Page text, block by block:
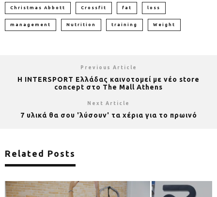
Christmas Abbott Crossfit fat loss
management Nutrition training Weight
Previous Article
H INTERSPORT Ελλάδας καινοτομεί με νέο store
concept στο The Mall Athens
Next Article
7 υλικά θα σου 'λύσουν' τα χέρια για το πρωινό
Related Posts